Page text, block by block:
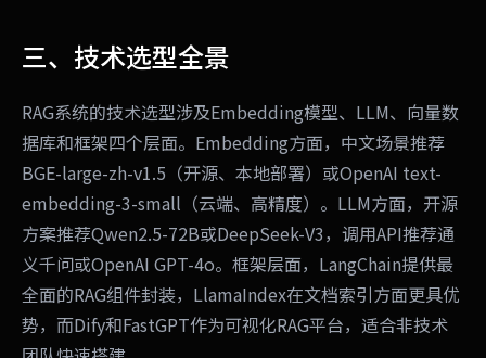
三、技术选型全景
RAG系统的技术选型涉及Embedding模型、LLM、向量数
据库和框架四个层面。Embedding方面，中文场景推荐
BGE-large-zh-v1.5（开源、本地部署）或OpenAI text-
embedding-3-small（云端、高精度）。LLM方面，开源
方案推荐Qwen2.5-72B或DeepSeek-V3，调用API推荐通
义千问或OpenAI GPT-4o。框架层面，LangChain提供最
全面的RAG组件封装，LlamaIndex在文档索引方面更具优
势，而Dify和FastGPT作为可视化RAG平台，适合非技术